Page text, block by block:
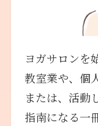
ヨガサロンを
教室業や、個
または、活動
指南になる一